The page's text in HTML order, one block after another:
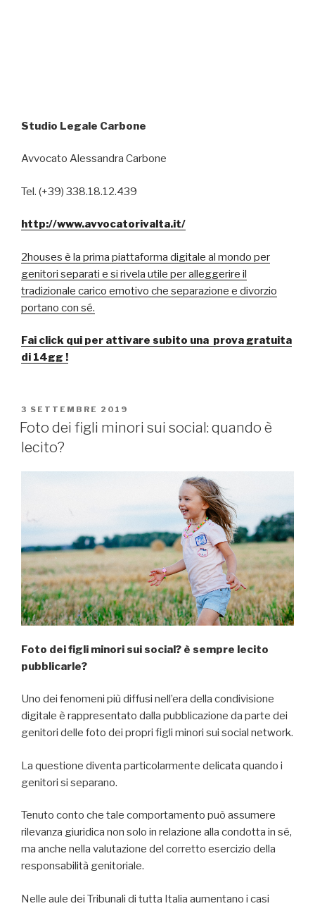
Studio Legale Carbone
Avvocato Alessandra Carbone
Tel. (+39) 338.18.12.439
http://www.avvocatorivalta.it/
2houses è la prima piattaforma digitale al mondo per
genitori separati e si rivela utile per alleggerire il
tradizionale carico emotivo che separazione e divorzio
portano con sé.
Fai click qui per attivare subito una prova gratuita
di 14gg !
PUBBLICATO
IL
3 SETTEMBRE 2019
Foto dei figli minori sui social: quando è
lecito?
Foto dei figli minori sui social? è sempre lecito
pubblicarle?
Uno dei fenomeni più diffusi nell’era della condivisione
digitale è rappresentato dalla pubblicazione da parte dei
genitori delle foto dei propri figli minori sui social network.
La questione diventa particolarmente delicata quando i
genitori si separano.
Tenuto conto che tale comportamento può assumere
rilevanza giuridica non solo in relazione alla condotta in sé,
ma anche nella valutazione del corretto esercizio della
responsabilità genitoriale.
Nelle aule dei Tribunali di tutta Italia aumentano i casi